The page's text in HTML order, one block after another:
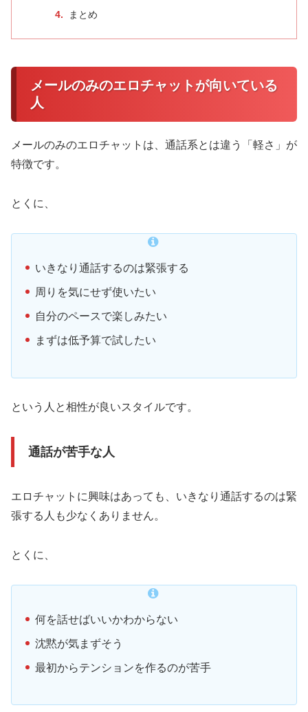
まとめ
メールのみのエロチャットが向いている
人
メールのみのエロチャットは、通話系とは違う「軽さ」が
特徴です。
とくに、
いきなり通話するのは緊張する
周りを気にせず使いたい
自分のペースで楽しみたい
まずは低予算で試したい
という人と相性が良いスタイルです。
通話が苦手な人
エロチャットに興味はあっても、いきなり通話するのは緊
張する人も少なくありません。
とくに、
何を話せばいいかわからない
沈黙が気まずそう
最初からテンションを作るのが苦手